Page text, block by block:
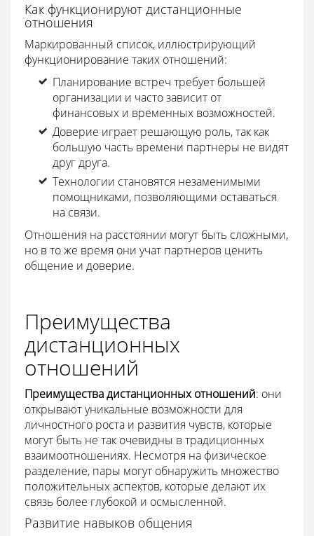
Как функционируют дистанционные
отношения
Маркированный список, иллюстрирующий
функционирование таких отношений:
Планирование встреч требует большей
организации и часто зависит от
финансовых и временных возможностей.
Доверие играет решающую роль, так как
большую часть времени партнеры не видят
друг друга.
Технологии становятся незаменимыми
помощниками, позволяющими оставаться
на связи.
Отношения на расстоянии могут быть сложными,
но в то же время они учат партнеров ценить
общение и доверие.
Преимущества
дистанционных
отношений
Преимущества дистанционных отношений: они
открывают уникальные возможности для
личностного роста и развития чувств, которые
могут быть не так очевидны в традиционных
взаимоотношениях. Несмотря на физическое
разделение, пары могут обнаружить множество
положительных аспектов, которые делают их
связь более глубокой и осмысленной.
Развитие навыков общения